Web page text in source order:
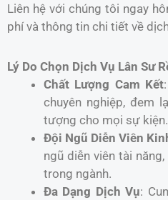
Liên hệ với chúng tôi ngay
phí và thông tin chi tiết về
Lý Do Chọn Dịch Vụ Lân Sư
Chất Lượng Cam Kết
chuyên nghiệp, đem
tượng cho mọi sự kiện.
Đội Ngũ Diễn Viên
ngũ diễn viên tài
trong ngành.
Đa Dạng Dịch Vụ: